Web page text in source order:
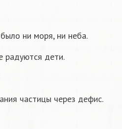
ни моря, ни неба.
радуются дети.
частицы через дефис.